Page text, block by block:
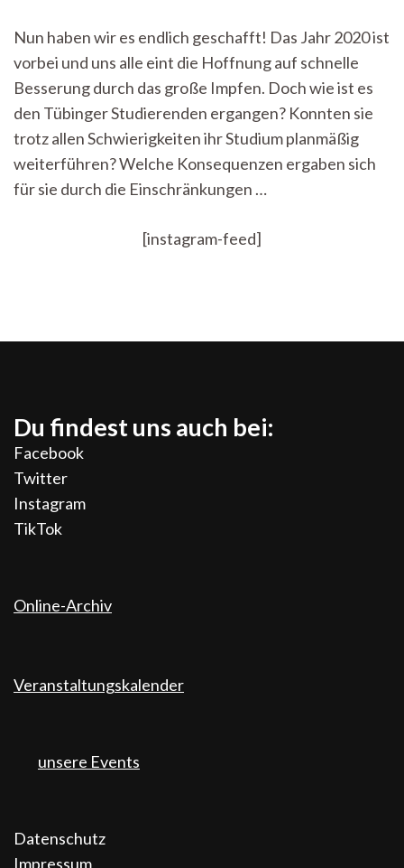
–
Rückblick
auf
das
Corona-
Jahr
Nun haben wir es endlich geschafft! Das Jahr 2020 ist
vorbei und uns alle eint die Hoffnung auf schnelle
Besserung durch das große Impfen. Doch wie ist es
den Tübinger Studierenden ergangen? Konnten sie
trotz allen Schwierigkeiten ihr Studium planmäßig
weiterführen? Welche Konsequenzen ergaben sich
für sie durch die Einschränkungen …
[instagram-feed]
Du findest uns auch bei:
Facebook
Twitter
Instagram
TikTok
Online-Archiv
Veranstaltungskalender
unsere Events
Datenschutz
Impressum